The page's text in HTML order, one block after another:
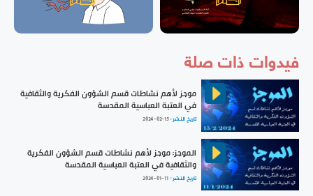
فيدوات ذات صلة
موجز لأهم نشاطات قسم الشؤون الفكرية والثقافية
في العتبة العباسية المقدسة
تاريخ النشر :2024-02-15
الموجز: موجز لأهم نشاطات قسم الشؤون الفكرية
والثقافية في العتبة العباسية المقدسة
تاريخ النشر : 2024-01-11